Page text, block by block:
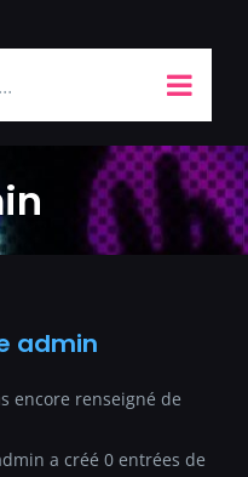
admin
encore renseigné de
a créé 0 entrées de